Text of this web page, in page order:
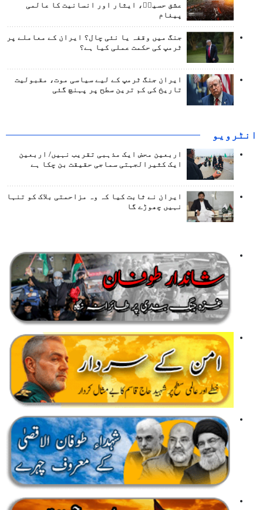
عشق حسینؑ، ایثار اور انسانیت کا عالمی
پیغام
جنگ میں وقفہ یا نئی چال؟ ایران کے معاملے پر
ٹرمپ کی حکمت عملی کیا ہے؟
ایران جنگ ٹرمپ کے لیے سیاسی موت، مقبولیت
تاریخ کی کم ترین سطح پر پہنچ گئی
انٹرويو
اربعین محض ایک مذہبی تقریب نہیں/ اربعین
ایک کثیرالجہتی سماجی حقیقت بن چکا ہے
ایران نے ثابت کیا کہ وہ مزاحمتی بلاک کو تنہا
نہیں چھوڑے گا